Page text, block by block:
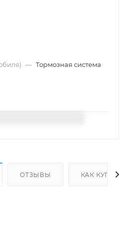
— Тормозная система
ОТЗЫВЫ КАК КУПИТЬ